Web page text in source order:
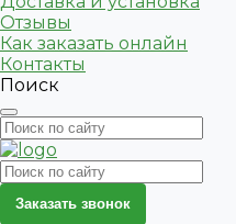
Отзывы
Как заказать онлайн
Контакты
Поиск
Заказать звонок